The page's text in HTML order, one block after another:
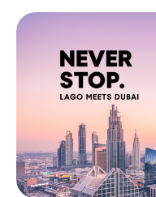
Magasins
Nouveaux Produits
La Brand
Architectes
LAGO Homes